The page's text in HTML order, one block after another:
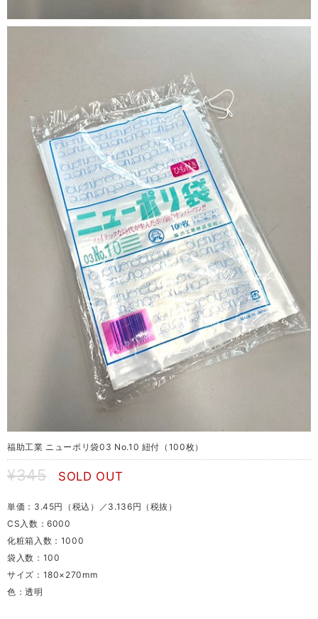
福助工業 ニューポリ袋03 No.10 紐付（100枚）
¥345 SOLD OUT
単価：3.45円（税込）／3.136円（税抜）
CS入数：6000
化粧箱入数：1000
袋入数：100
サイズ：180×270mm
色：透明